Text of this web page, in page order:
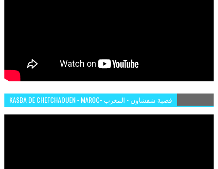
KASBA DE CHEFCHAOUEN - MAROC- قصبة شفشاون - المغرب